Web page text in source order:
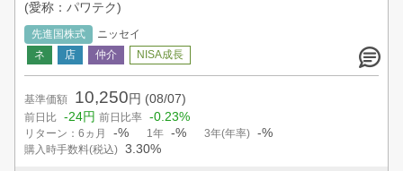
(愛称：パワテク)
先進国株式 ニッセイ
基準価額 10,250 円 (08/07)
前日比 -24円 前日比率 -0.23%
リターン：6ヵ月 -% 1年 -% 3年(年率) -%
購入時手数料(税込) 3.30%